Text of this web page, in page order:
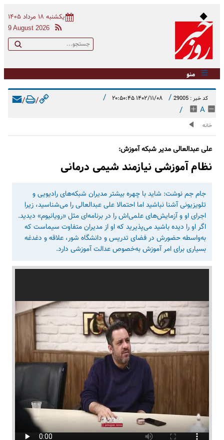
یکشنبه ۱۸ مرداد ۱۴۰۵
9 August 2026
منو
کد خبر : 29005 / ۱۴۰۲/۱۱/۰۸ ۲۰:۵۰:۴۵ /
A
/
/
/
خانه
علی عبدالعالی مدیر شبکه آموزش:
نظام آموزشی نیازمند شیمی ‌درمانی
جام جم نوشت: شاید با چهره بیشتر مدیران شبکه‌های رادیویی و
تلویزیونی آشنا نباشید اما احتمالا علی ‌عبدالعالی را می‌شناسید، زیرا
اجرای او و آزمایش‌های علمی‌اش را در برنامه‌ای مثل «رویانیوم» دیدید.
اگر او را دیده باشید می‌پذیرید که او از مدیران متفاوت سیماست که
به‌واسطه حضورش در فضای تدریس و دانشگاه شور، علاقه و دغدغه
بسیاری برای امر آموزش به‌خصوص عدالت آموزشی دارد.